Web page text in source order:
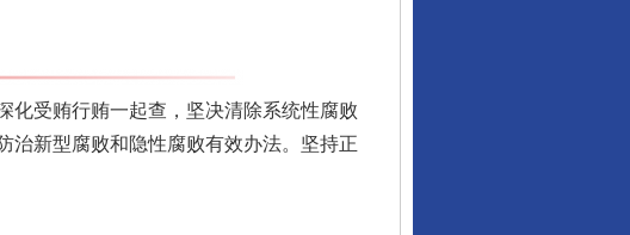
受贿行贿一起查，坚决清除系统性腐败
治新型腐败和隐性腐败有效办法。坚持正